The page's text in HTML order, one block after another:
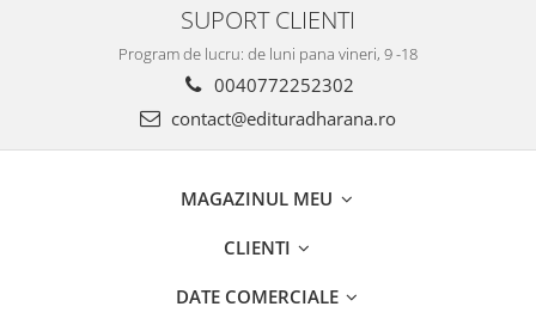
SUPORT CLIENTI
Program de lucru: de luni pana vineri, 9 -18
0040772252302
contact@edituradharana.ro
MAGAZINUL MEU
CLIENTI
DATE COMERCIALE